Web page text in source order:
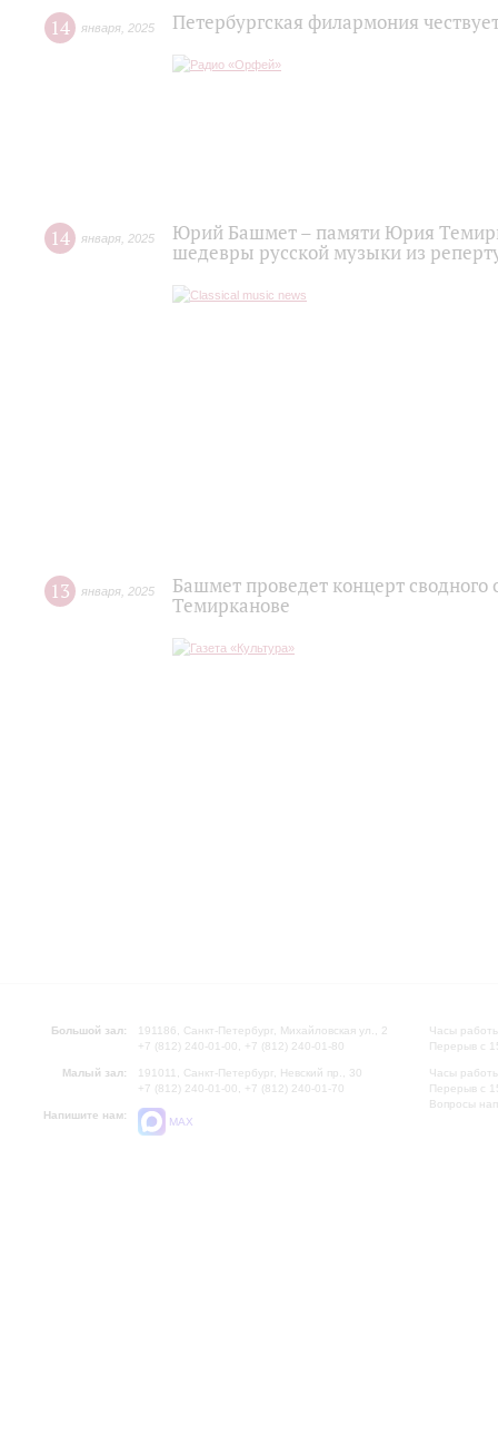
14 января 2025 Петербургская филармония
14 января 2025
Юрий Башмет – памяти Юрия
шедевры русской музыки из
13 января 2025
Башмет проведет концерт
Темирканове
Большой зал:
191186, Санкт-Петербург, Михайловская ул., 2
+7 (812) 240-01-00, +7 (812) 240-01-80
Малый зал:
191011, Санкт-Петербург, Невский пр., 30
+7 (812) 240-01-00, +7 (812) 240-01-70
Напишите нам:
MAX
Часы
Перерыв с
Часы
Перерыв с
Вопросы